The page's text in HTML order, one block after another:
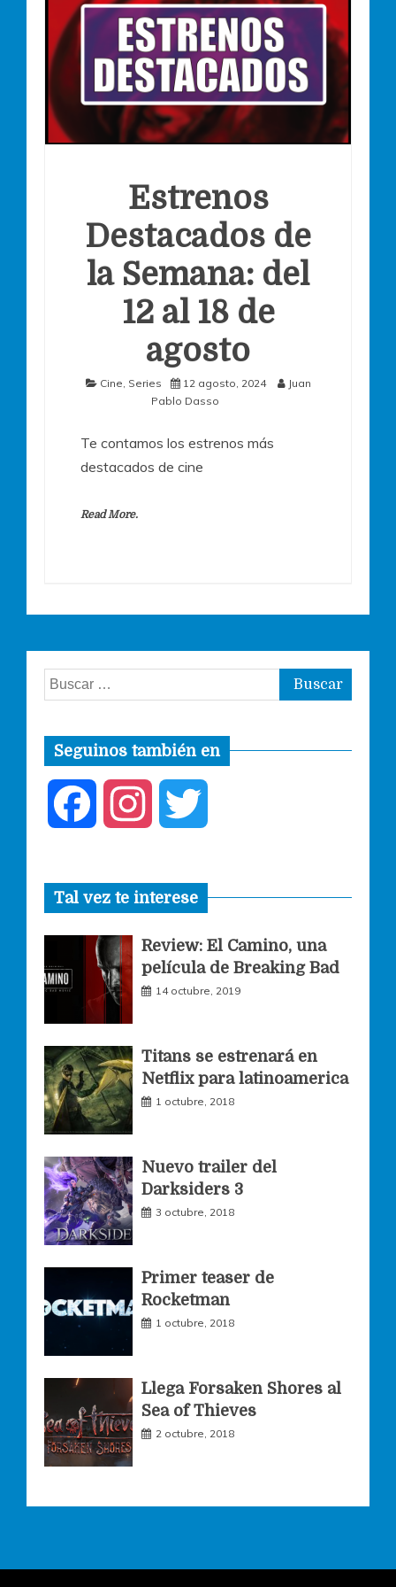
Estrenos
Destacados de
la Semana: del
12 al 18 de
agosto
Cine Series 12 agosto, 2024
Juan
Pablo Dasso
Te contamos los estrenos más
destacados de cine
Read More.
Buscar:
Seguinos también en
c
e
b
o
o
s
t
a
g
m
i
t
t
r
Tal vez te interese
Review: El Camino, una
película de Breaking Bad
14 octubre, 2019
Titans se estrenará en
Netflix para latinoamerica
1 octubre, 2018
Nuevo trailer del
Darksiders 3
3 octubre, 2018
Primer teaser de
Rocketman
1 octubre, 2018
Llega Forsaken Shores al
Sea of Thieves
2 octubre, 2018